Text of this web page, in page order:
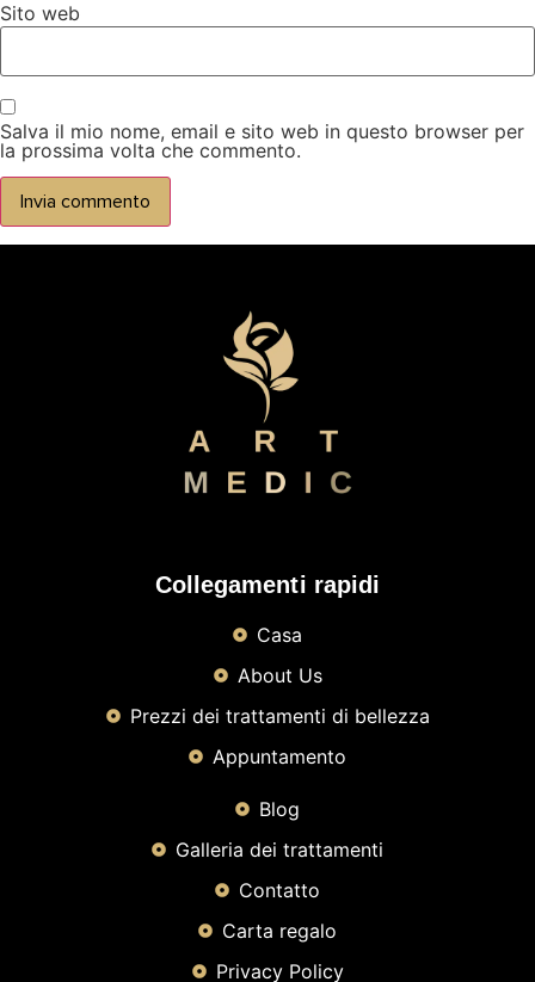
Sito web
Salva il mio nome, email e sito web in questo browser per
la prossima volta che commento.
Collegamenti rapidi
Casa
About Us
Prezzi dei trattamenti di bellezza
Appuntamento
Blog
Galleria dei trattamenti
Contatto
Carta regalo
Privacy Policy